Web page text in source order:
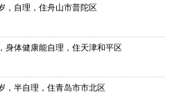
，自理，住舟山市普陀区
身体健康能自理，住天津和平区
，半自理，住青岛市市北区